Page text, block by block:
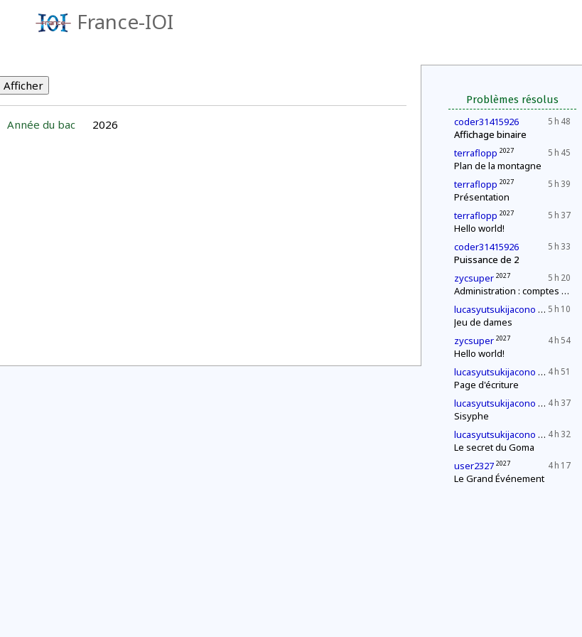
France-IOI
Problèmes résolus
5 h 48
coder31415926
Affichage binaire
5 h 45
terraflopp 2027
Plan de la montagne
5 h 39
terraflopp 2027
Présentation
5 h 37
terraflopp 2027
Hello world!
5 h 33
coder31415926
Puissance de 2
5 h 20
zycsuper 2027
Administration : comptes annuels
5 h 10
lucasyutsukijacono 2030
Jeu de dames
4 h 54
zycsuper 2027
Hello world!
4 h 51
lucasyutsukijacono 2030
Page d'écriture
4 h 37
lucasyutsukijacono 2030
Sisyphe
4 h 32
lucasyutsukijacono 2030
Le secret du Goma
4 h 17
user2327 2027
Le Grand Événement
Année du bac 2026